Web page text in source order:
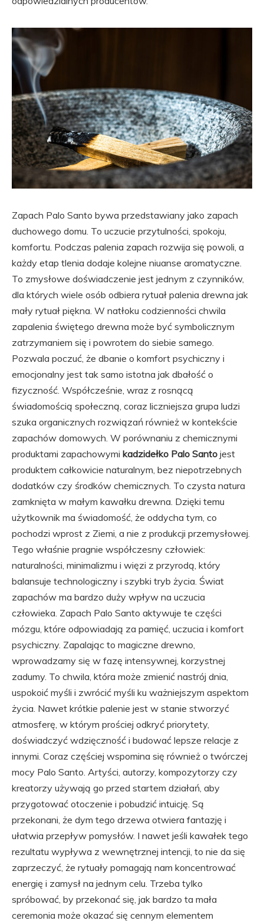
Zapach Palo Santo bywa przedstawiany jako zapach
duchowego domu. To uczucie przytulności, spokoju,
komfortu. Podczas palenia zapach rozwija się powoli, a
każdy etap tlenia dodaje kolejne niuanse aromatyczne.
To zmysłowe doświadczenie jest jednym z czynników,
dla których wiele osób odbiera rytuał palenia drewna jak
mały rytuał piękna. W natłoku codzienności chwila
zapalenia świętego drewna może być symbolicznym
zatrzymaniem się i powrotem do siebie samego.
Pozwala poczuć, że dbanie o komfort psychiczny i
emocjonalny jest tak samo istotna jak dbałość o
fizyczność. Współcześnie, wraz z rosnącą
świadomością społeczną, coraz liczniejsza grupa ludzi
szuka organicznych rozwiązań również w kontekście
zapachów domowych. W porównaniu z chemicznymi
produktami zapachowymi kadzidełko Palo Santo jest
produktem całkowicie naturalnym, bez niepotrzebnych
dodatków czy środków chemicznych. To czysta natura
zamknięta w małym kawałku drewna. Dzięki temu
użytkownik ma świadomość, że oddycha tym, co
pochodzi wprost z Ziemi, a nie z produkcji przemysłowej.
Tego właśnie pragnie współczesny człowiek:
naturalności, minimalizmu i więzi z przyrodą, który
balansuje technologiczny i szybki tryb życia. Świat
zapachów ma bardzo duży wpływ na uczucia
człowieka. Zapach Palo Santo aktywuje te części
mózgu, które odpowiadają za pamięć, uczucia i komfort
psychiczny. Zapalając to magiczne drewno,
wprowadzamy się w fazę intensywnej, korzystnej
zadumy. To chwila, która może zmienić nastrój dnia,
uspokoić myśli i zwrócić myśli ku ważniejszym aspektom
życia. Nawet krótkie palenie jest w stanie stworzyć
atmosferę, w którym prościej odkryć priorytety,
doświadczyć wdzięczność i budować lepsze relacje z
innymi. Coraz częściej wspomina się również o twórczej
mocy Palo Santo. Artyści, autorzy, kompozytorzy czy
kreatorzy używają go przed startem działań, aby
przygotować otoczenie i pobudzić intuicję. Są
przekonani, że dym tego drzewa otwiera fantazję i
ułatwia przepływ pomysłów. I nawet jeśli kawałek tego
rezultatu wypływa z wewnętrznej intencji, to nie da się
zaprzeczyć, że rytuały pomagają nam koncentrować
energię i zamysł na jednym celu. Trzeba tylko
spróbować, by przekonać się, jak bardzo ta mała
ceremonia może okazać się cennym elementem